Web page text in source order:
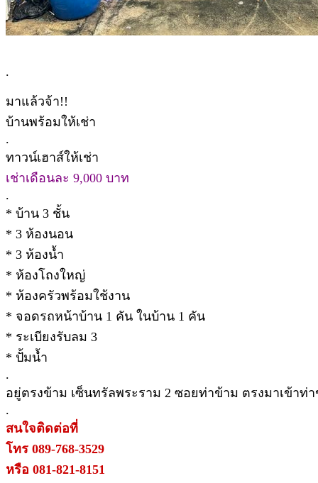
.
มาแล้วจ้า!!
บ้านพร้อมให้เช่า
.
ทาวน์เฮาส์ให้เช่า
เช่าเดือนละ 9,000 บาท
.
* บ้าน 3 ชั้น
* 3 ห้องนอน
* 3 ห้องน้ำ
* ห้องโถงใหญ่
* ห้องครัวพร้อมใช้งาน
* จอดรถหน้าบ้าน 1 คัน ในบ้าน 1 คัน
* ระเบียงรับลม 3
* ปั้มน้ำ
.
อยู่ตรงข้าม เซ็นทรัลพระราม 2 ซอยท่าข้าม ตรงมาเข้า
.
สนใจติดต่อที่
โทร 089-768-3529
หรือ 081-821-8151